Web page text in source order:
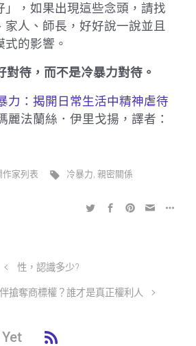
」，如果出現這些念頭，請找
家人、師長，好好說一說並且
式的影響。
待，而不是冷暴力對待。
力：揭開日常生活中精神虐待
麗法蘭絲．伊里戈揚，譯者：
作家列表 冷暴力,親密關係
性，認識多少?
搶奪商標權？誰才是真正權利人